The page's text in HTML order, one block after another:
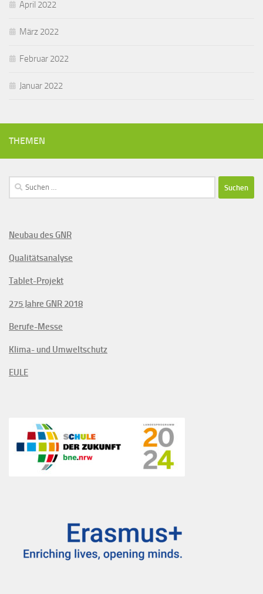
April 2022
März 2022
Februar 2022
Januar 2022
THEMEN
Suchen
nach:
Neubau des GNR
Qualitätsanalyse
Tablet-Projekt
275 Jahre GNR 2018
Berufe-Messe
Klima- und Umweltschutz
EULE